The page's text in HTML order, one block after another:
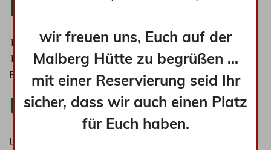
wir freuen uns, Euch auf der
Malberg Hütte zu begrüßen ...
mit einer Reservierung seid Ihr
sicher, dass wir auch einen Platz
für Euch haben.
Kontakt
Telefon: 02638-1098
Telefax: 02638-6684
E-Mail: office@malberg-huette.de
Umsatzsteuer-ID
Umsatzsteuer-Identifikationsnummer gemäß §27